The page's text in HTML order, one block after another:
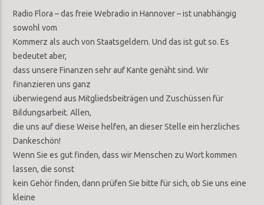
Radio Flora – das freie Webradio in Hannover – ist unabhängig
sowohl vom
Kommerz als auch von Staatsgeldern. Und das ist gut so. Es
bedeutet aber,
dass unsere Finanzen sehr auf Kante genäht sind. Wir
finanzieren uns ganz
überwiegend aus Mitgliedsbeiträgen und Zuschüssen für
Bildungsarbeit. Allen,
die uns auf diese Weise helfen, an dieser Stelle ein herzliches
Dankeschön!
Wenn Sie es gut finden, dass wir Menschen zu Wort kommen
lassen, die sonst
kein Gehör finden, dann prüfen Sie bitte für sich, ob Sie uns eine
kleine